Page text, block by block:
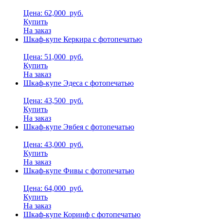
Цена: 62,000 руб.
Купить
На заказ
Шкаф-купе Керкира с фотопечатью
Цена: 51,000 руб.
Купить
На заказ
Шкаф-купе Эдеса с фотопечатью
Цена: 43,500 руб.
Купить
На заказ
Шкаф-купе Эвбея с фотопечатью
Цена: 43,000 руб.
Купить
На заказ
Шкаф-купе Фивы с фотопечатью
Цена: 64,000 руб.
Купить
На заказ
Шкаф-купе Коринф с фотопечатью